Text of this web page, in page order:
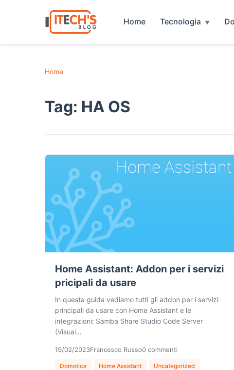
Home Tecnologia
Home
Tag: HA OS
Home Assistant: Addon per i servizi
pricipali da usare
In questa guida vediamo tutti gli addon per i servizi
principali da usare con Home Assistant e le
integrazioni: Samba Share Studio Code Server
(Visual…
19/02/2023Francesco Russo0 commenti
Domotica Home Assistant Uncategorized